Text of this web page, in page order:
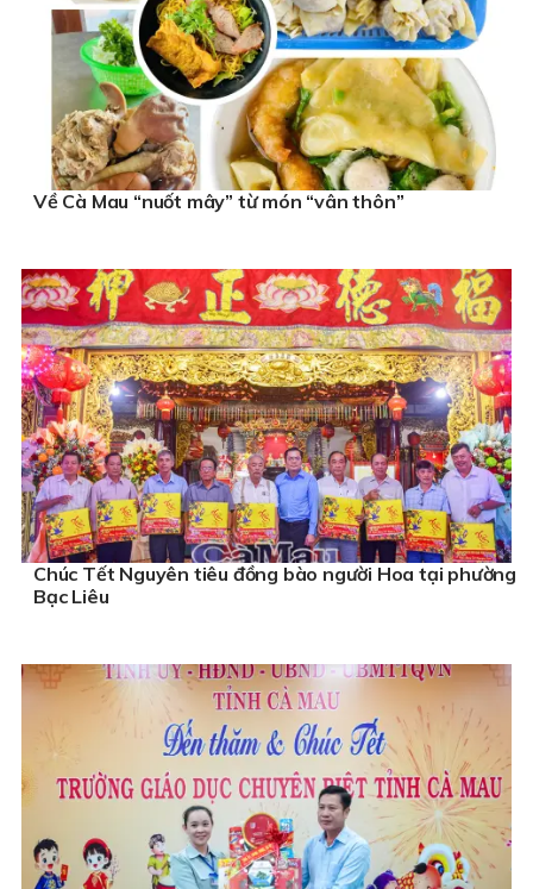
Về Cà Mau “nuốt mây” từ món “vân thôn”
Chúc Tết Nguyên tiêu đồng bào người Hoa tại phường
Bạc Liêu